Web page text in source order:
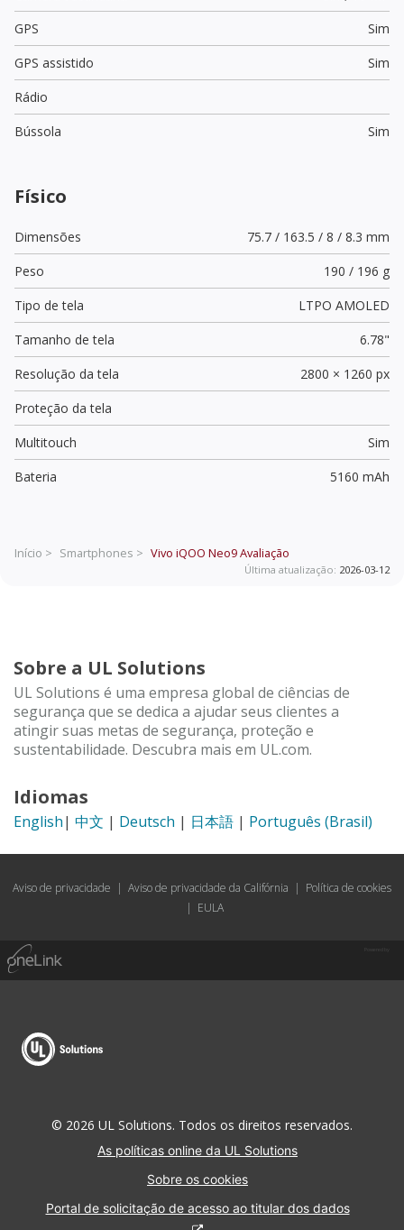
GPS
Sim
GPS assistido
Sim
Rádio
Bússola
Sim
Físico
Dimensões
75.7 / 163.5 / 8 / 8.3 mm
Peso
190 / 196 g
Tipo de tela
LTPO AMOLED
Tamanho de tela
6.78"
Resolução da tela
2800 × 1260 px
Proteção da tela
Multitouch
Sim
Bateria
5160 mAh
Início > Smartphones > Vivo iQOO Neo9Avaliação
Última atualização: 2026-03-12
Sobre a UL Solutions
UL Solutions é uma empresa global de ciências de
segurança que se dedica a ajudar seus clientes a
atingir suas metas de segurança, proteção e
sustentabilidade. Descubra mais em UL.com.
Idiomas
English| 中文 | Deutsch | 日本語 | Português (Brasil)
Aviso de privacidade | Aviso de privacidade da Califórnia | Política de cookies
| EULA
© 2026 UL Solutions. Todos os direitos reservados.
As políticas online da UL Solutions
Sobre os cookies
Portal de solicitação de acesso ao titular dos dados